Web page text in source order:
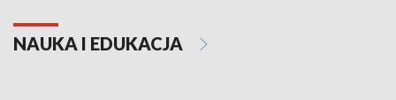
NAUKA I EDUKACJA